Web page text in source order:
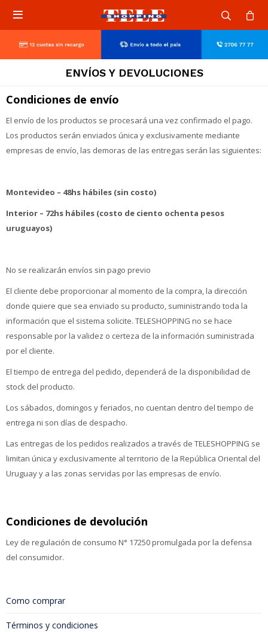

ENVÍOS Y DEVOLUCIONES
Condiciones de envío
El envío de los productos se procesará una vez confirmado el pago.
Los productos serán enviados única y exclusivamente mediante
empresas de envío, las demoras de las entregas serán las siguientes:
Montevideo – 48hs hábiles (sin costo)
Interior – 72hs hábiles (costo de ciento ochenta pesos
uruguayos)
No se realizarán envíos sin pago previo
El cliente debe proporcionar al momento de la compra, la dirección
donde quiere que sea enviado su producto, suministrando toda la
información que el sistema solicite. TELESHOPPING no se hace
responsable por la validez o certeza de la información suministrada
por el cliente.
El tiempo de entrega del pedido, dependerá de la disponibilidad de
stock del producto.
Los sábados, domingos y feriados, no cuentan dentro del tiempo de
entrega ni son días de despacho.
Las entregas de los pedidos realizados a través de TELESHOPPING se
limitan única y exclusivamente al territorio de la República Oriental del
Uruguay y a las zonas servidas por las empresas de envío.
Condiciones de devolución
Ley de regulación de consumo N° 17250 promulgada por la defensa
del consumidor.
Como comprar
Términos y condiciones